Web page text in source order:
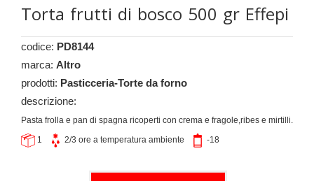
Torta frutti di bosco 500 gr Effepi
codice: PD8144
marca: Altro
prodotti: Pasticceria-Torte da forno
descrizione:
Pasta frolla e pan di spagna ricoperti con crema e fragole,ribes e mirtilli.
1 2/3 ore a temperatura ambiente -18